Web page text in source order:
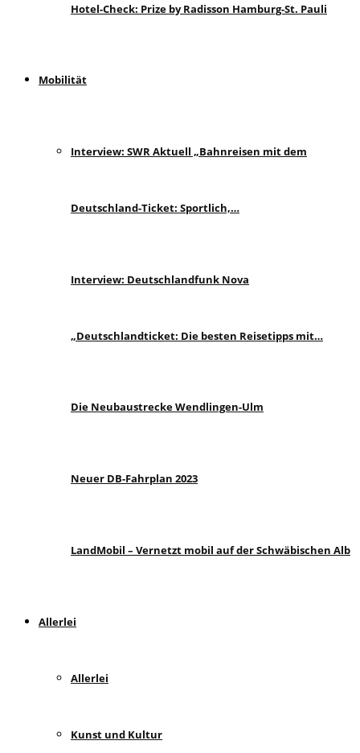
Hotel-Check: Prize by Radisson Hamburg-St. Pauli
Mobilität
Interview: SWR Aktuell „Bahnreisen mit dem
Deutschland-Ticket: Sportlich,…
Interview: Deutschlandfunk Nova
„Deutschlandticket: Die besten Reisetipps mit…
Die Neubaustrecke Wendlingen-Ulm
Neuer DB-Fahrplan 2023
LandMobil – Vernetzt mobil auf der Schwäbischen Alb
Allerlei
Allerlei
Kunst und Kultur